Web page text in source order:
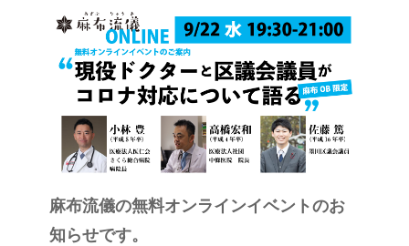
麻布流儀の無料オンラインイベントのお
知らせです。